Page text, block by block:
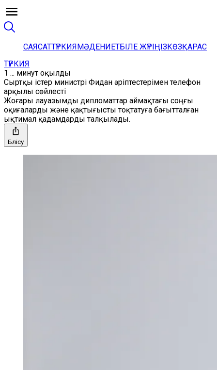
САЯСАТТҮРКИЯМӘДЕНИЕТБІЛЕ ЖҮРІҢІЗКӨЗҚАРАС
ТҮРКИЯ
1 ... минут оқылды
Сыртқы істер министрі Фидан әріптестерімен телефон
арқылы сөйлесті
Жоғары лауазымды дипломаттар аймақтағы соңғы
оқиғаларды және қақтығысты тоқтатуға бағытталған
ықтимал қадамдарды талқылады.
Бөлісу